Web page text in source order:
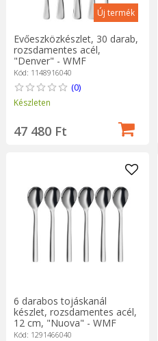
Új termék
Evőeszközkészlet, 30 darab,
rozsdamentes acél,
"Denver" - WMF
Kód: 1148916040
(0)
Készleten
47 480 Ft
6 darabos tojáskanál
készlet, rozsdamentes acél,
12 cm, "Nuova" - WMF
Kód: 1291466040